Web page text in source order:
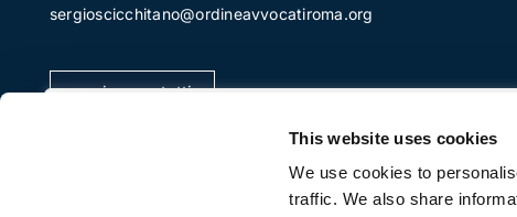
This website uses cookies
We use cookies to
traffic. We also share
Utilizziamo i cookie per migliorare la tua esperienza di
navigazione, pubblicare annunci o contenuti
sergioscicchitano@ordineavvocatiroma.org
pagina contatti